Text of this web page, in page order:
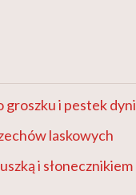
groszku i pestek dyni
laskowych
i słonecznikiem